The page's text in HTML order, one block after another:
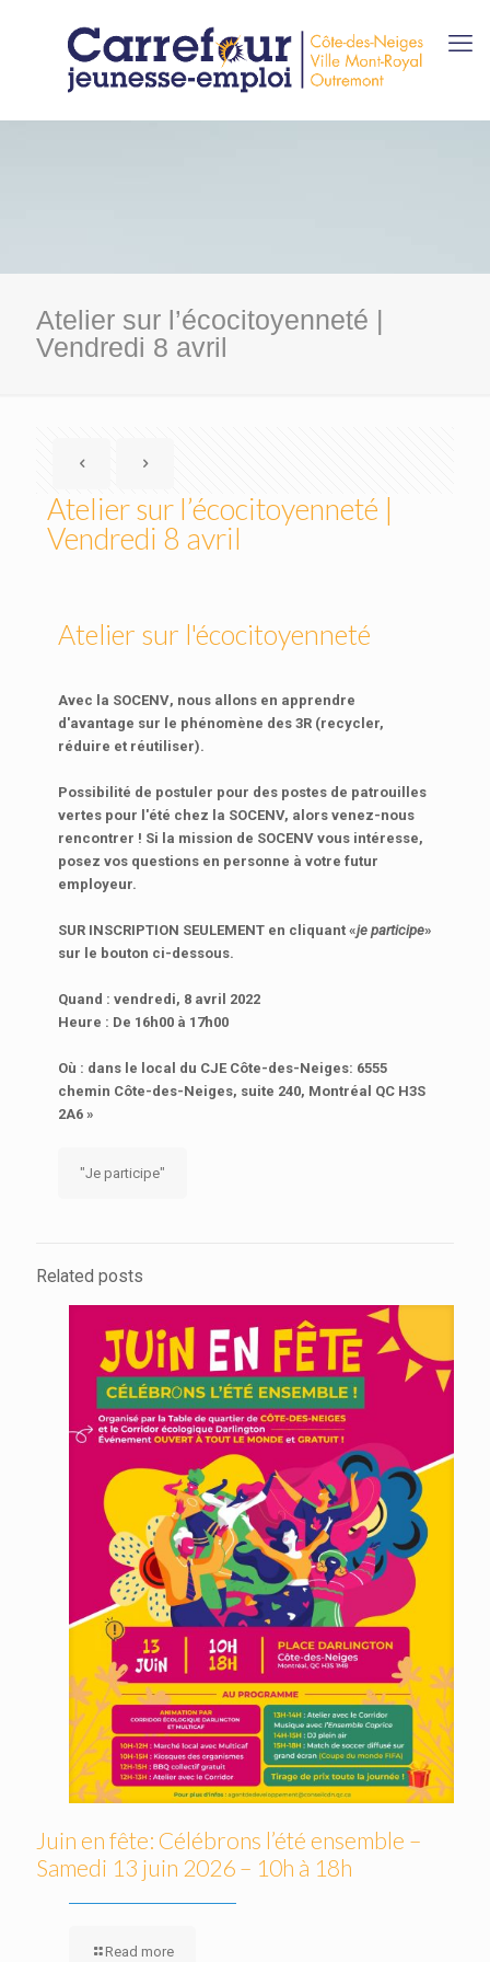
Atelier sur l’écocitoyenneté |
Vendredi 8 avril
Atelier sur l’écocitoyenneté |
Vendredi 8 avril
Atelier sur l'écocitoyenneté
Avec la SOCENV, nous allons en apprendre
d'avantage sur le phénomène des 3R (recycler,
réduire et réutiliser).
Possibilité de postuler pour des postes de patrouilles
vertes pour l'été chez la SOCENV, alors venez-nous
rencontrer ! Si la mission de SOCENV vous intéresse,
posez vos questions en personne à votre futur
employeur.
SUR INSCRIPTION SEULEMENT en cliquant «je participe»
sur le bouton ci-dessous.
Quand : vendredi, 8 avril 2022
Heure : De 16h00 à 17h00
Où : dans le local du CJE Côte-des-Neiges: 6555
chemin Côte-des-Neiges, suite 240, Montréal QC H3S
2A6 »
"Je participe"
Related posts
Juin en fête: Célébrons l’été ensemble –
Samedi 13 juin 2026 – 10h à 18h
Read more